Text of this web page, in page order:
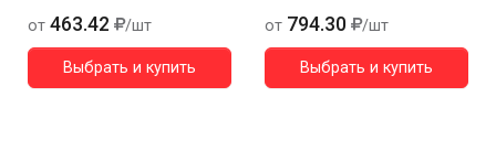
от 463.42 /шт
Выбрать и купить
от 794.30 /шт
Выбрать и купить